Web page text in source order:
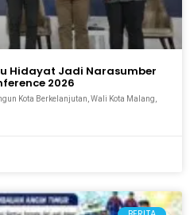
Hidayat Jadi Narasumber
2026
Kota Berkelanjutan, Wali Kota Malang,